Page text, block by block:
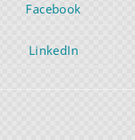
Facebook
LinkedIn